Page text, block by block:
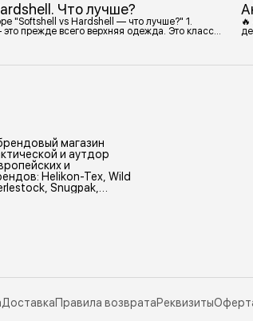
Что лучше?
"Softshell vs Hardshell — что лучше?" 1.
прежде всего верхняя одежда. Это класс
магазин
и аутдор
и
Helikon-Tex, Wild
Snugpak,
ДоставкаПравила возвратаРеквизиты